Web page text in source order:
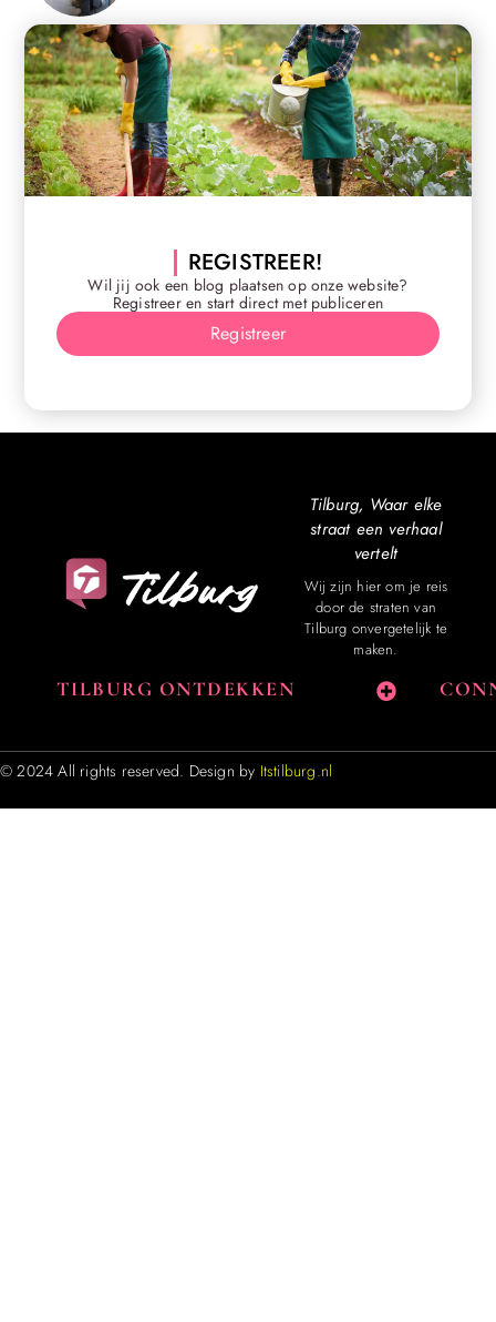
REGISTREER!
Wil jij ook een blog plaatsen op onze website?
Registreer en start direct met publiceren
Registreer
TILBURG ONTDEKKEN
Tilburg, Waar elke
straat een verhaal
vertelt
Wij zijn hier om je reis
door de straten van
Tilburg onvergetelijk te
maken.
© 2024 All rights reserved. Design by Itstilburg.nl